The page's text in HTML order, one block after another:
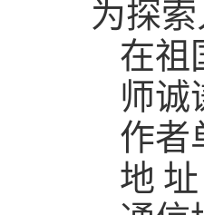
为探
在祖
师诚
作者
地